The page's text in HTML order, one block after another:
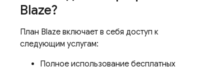
Blaze?
План Blaze включает в себя доступ к
следующим услугам:
Полное использование бесплатных